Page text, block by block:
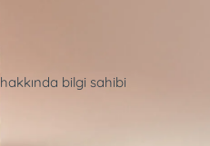
bilgi sahibi